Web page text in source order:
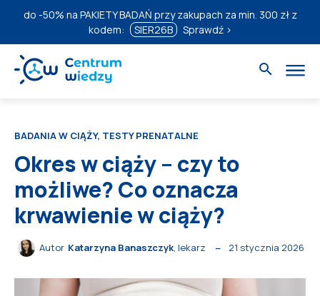
do -50% na PAKIETY BADAŃ przy zakupach za min. 300 zł z
kodem:
SIER26B Sprawdź ›
BADANIA W CIĄŻY, TESTY PRENATALNE
Okres w ciąży – czy to
możliwe? Co oznacza
krwawienie w ciąży?
Autor Katarzyna Banaszczyk, lekarz 21 stycznia 2026